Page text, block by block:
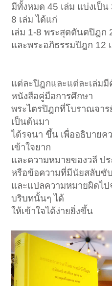
มีทั้งหมด 45 เล่ม แบ่งเป็
8 เล่ม ได้แก่
เล่ม 1-8 พระสุตตันตปิฎก
และพระอภิธรรมปิฎก 12
แต่ละปิฎกและแต่ละเล่มมี
หนังสือคู่มือการศึกษา
พระไตรปิฎกที่โบราณจา
เป็นต้นมา
ได้รจนา ขึ้น เพื่ออธิบาย
เข้าใจยาก
และความหมายของวลี ปร
หรือข้อความที่มีนัยสลับซั
และแปลความหมายผิดไ
บริบทนั้นๆ ได้
ให้เข้าใจได้ง่ายยิ่งขึ้น